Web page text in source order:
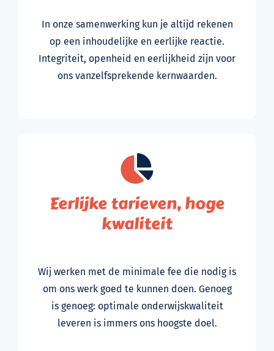
In onze samenwerking kun je altijd rekenen
op een inhoudelijke en eerlijke reactie.
Integriteit, openheid en eerlijkheid zijn voor
ons vanzelfsprekende kernwaarden.
Eerlijke tarieven, hoge
kwaliteit
Wij werken met de minimale fee die nodig is
om ons werk goed te kunnen doen. Genoeg
is genoeg: optimale onderwijskwaliteit
leveren is immers ons hoogste doel.